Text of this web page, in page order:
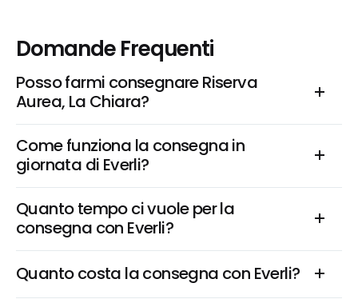
Domande Frequenti
Posso farmi consegnare Riserva
Aurea, La Chiara?
Come funziona la consegna in
giornata di Everli?
Quanto tempo ci vuole per la
consegna con Everli?
Quanto costa la consegna con Everli?